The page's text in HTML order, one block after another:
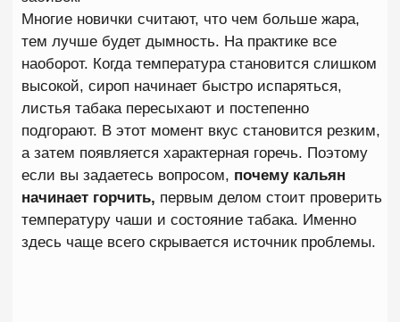
температурном диапазоне. Когда жара слишком
много, сироп начинает буквально выкипать из
листа. После этого табак быстро пересыхает и
начинает тлеть. Вкус становится тяжелым, дым —
жестким, а во рту появляется характерная горечь.
Чаще всего перегрев возникаетпо нескольким
на чашу поставили слишком много углей;
угли лежат слишком близко к центру;
чаша слишком долго прогревалась;
используется маленькая чаша с большим
количеством жара.
Именно поэтому ответ на вопрос чаще всего
связан не с качеством смеси, а с неправильным